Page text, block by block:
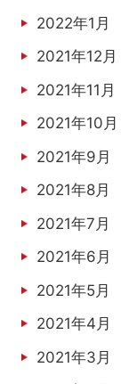
2022年1月
2021年12月
2021年11月
2021年10月
2021年9月
2021年8月
2021年7月
2021年6月
2021年5月
2021年4月
2021年3月